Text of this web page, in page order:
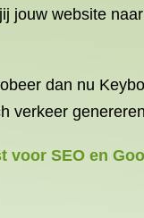
jouw website
dan nu
verkeer
voor SEO en